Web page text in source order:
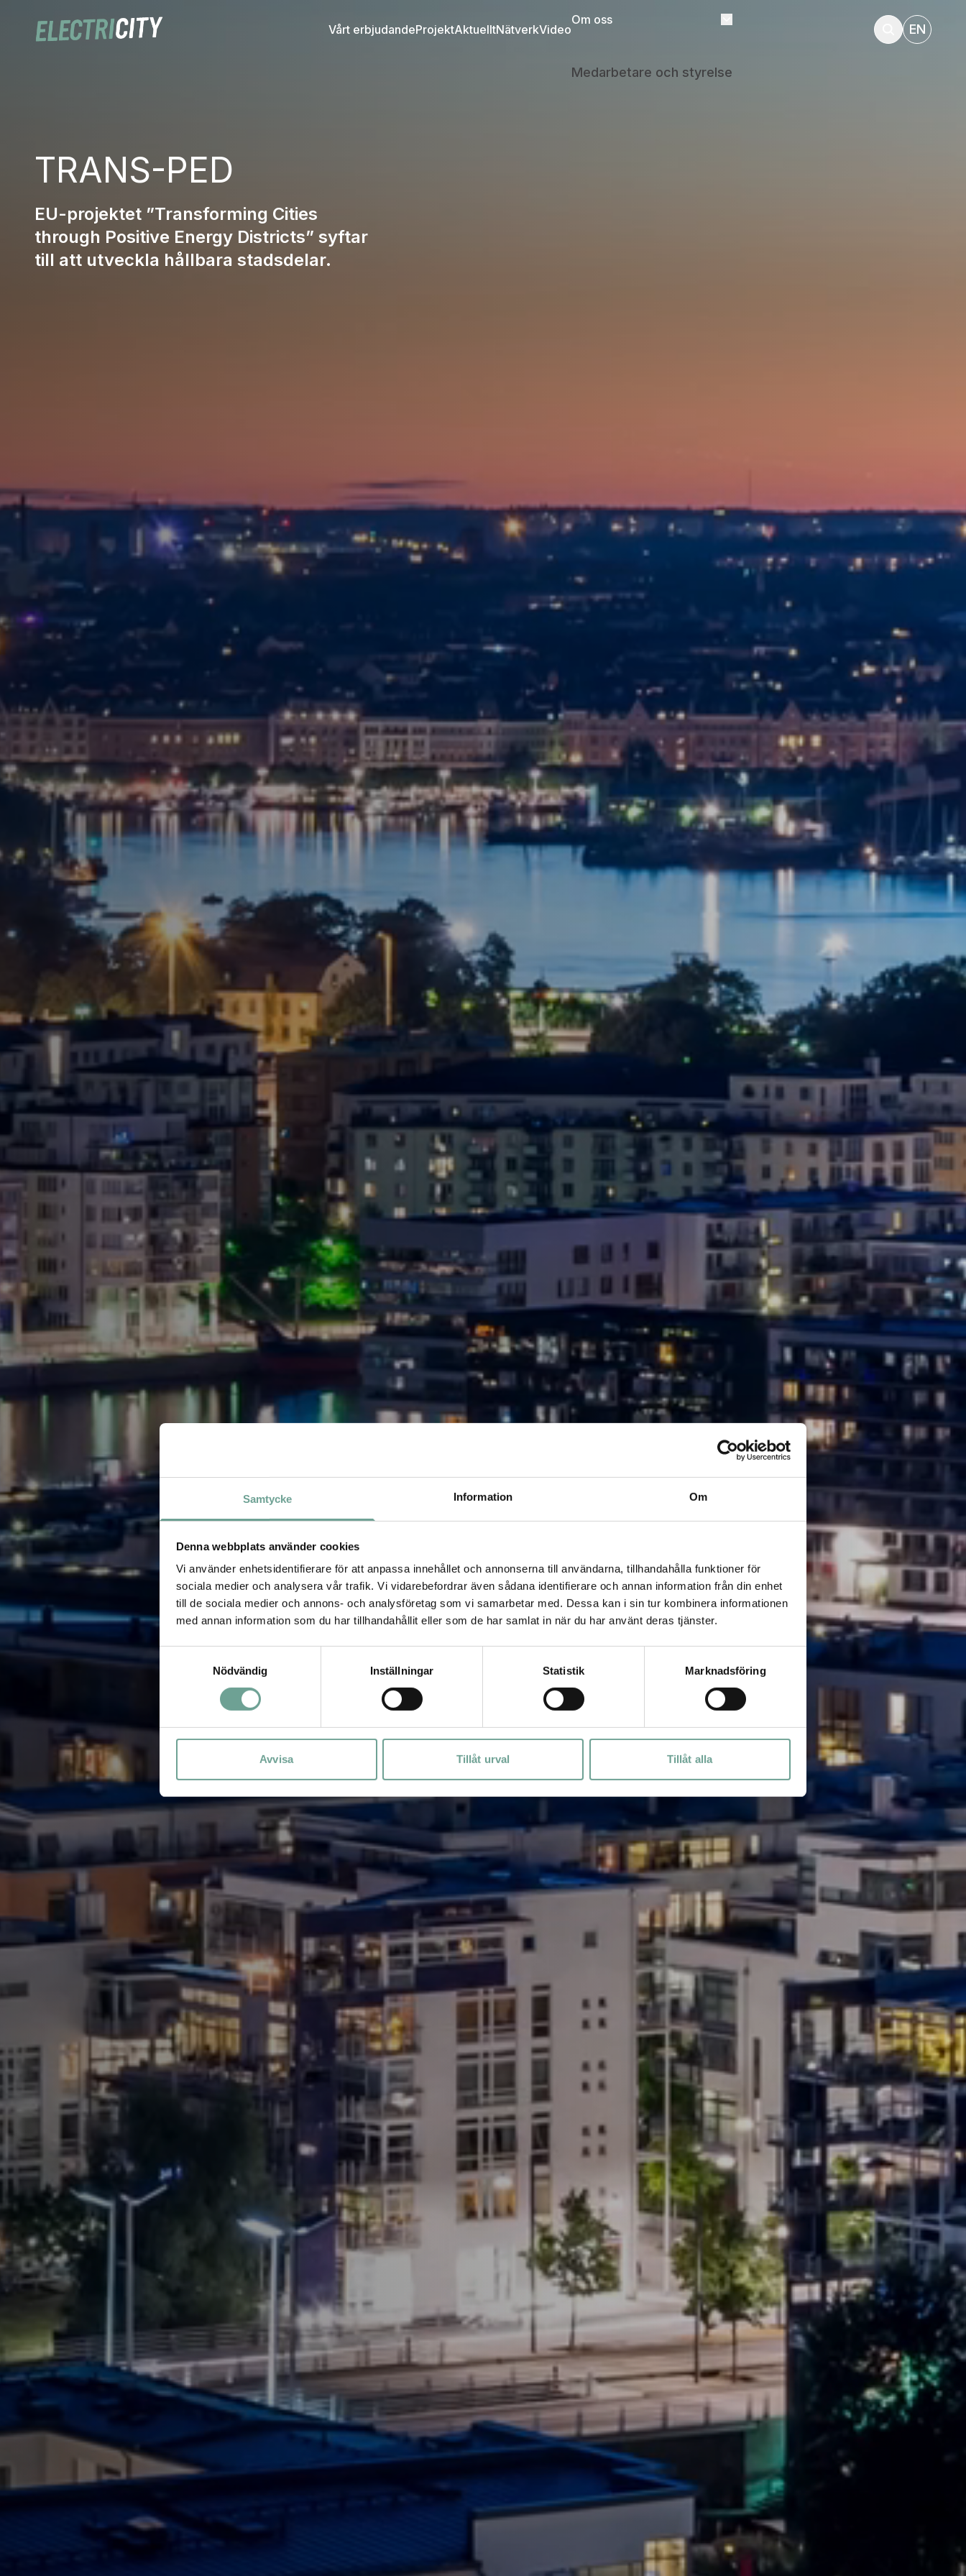
Samtycke Information Om
Denna webbplats använder cookies
Vi använder enhetsidentifierare för att anpassa innehållet och annonserna till användarna, tillhandahålla funktioner för
sociala medier och analysera vår trafik. Vi vidarebefordrar även sådana identifierare och annan information från din enhet
till de sociala medier och annons- och analysföretag som vi samarbetar med. Dessa kan i sin tur kombinera informationen
med annan information som du har tillhandahållit eller som de har samlat in när du har använt deras tjänster.
Nödvändig
Inställningar Statistik Marknadsföring
Avvisa Tillåt urval Tillåt alla
Vårt erbjudandeProjektAktuelltNätverkVideo
Om oss
Medarbetare och styrelse
EN
TRANS-PED
EU-projektet ”Transforming Cities
through Positive Energy Districts” syftar
till att utveckla hållbara stadsdelar.